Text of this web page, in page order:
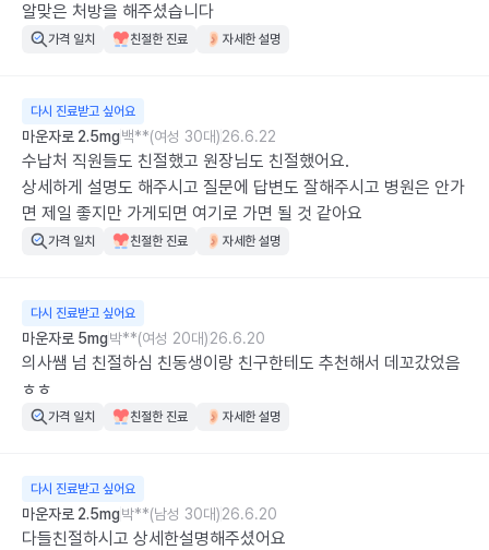
알맞은 처방을 해주셨습니다
가격 일치 친절한 진료 자세한 설명
다시 진료받고 싶어요
마운자로 2.5mg백**(여성 30대)26.6.22
수납처 직원들도 친절했고 원장님도 친절했어요.
상세하게 설명도 해주시고 질문에 답변도 잘해주시고 병원은 안가
면 제일 좋지만 가게되면 여기로 가면 될 것 같아요
가격 일치 친절한 진료 자세한 설명
다시 진료받고 싶어요
마운자로 5mg박**(여성 20대)26.6.20
의사쌤 넘 친절하심 친동생이랑 친구한테도 추천해서 데꼬갔었음
ㅎㅎ
가격 일치 친절한 진료 자세한 설명
다시 진료받고 싶어요
마운자로 2.5mg박**(남성 30대)26.6.20
다들친절하시고 상세한설명해주셨어요